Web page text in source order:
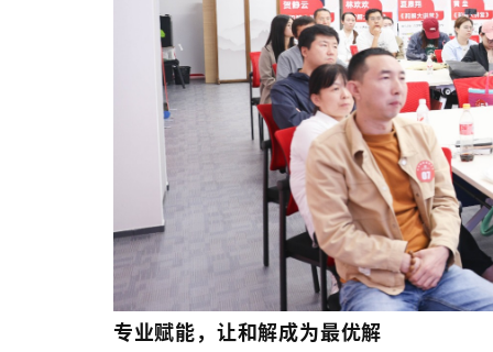
专业赋能，让和解成为最优解